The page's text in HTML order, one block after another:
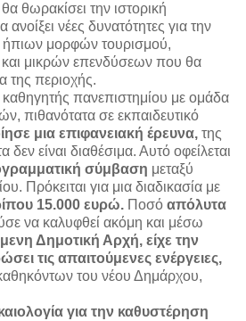
θωρακίσει την ιστορική
νέες δυνατότητες για την
ήπιων μορφών τουρισμού,
και μικρών επενδύσεων που θα
της περιοχής.
πανεπιστημίου με ομάδα
πιθανότατα σε εκπαιδευτικό
μια επιφανειακή έρευνα, της
είναι διαθέσιμα. Αυτό οφείλεται
σύμβαση μεταξύ
Πρόκειται για μια διαδικασία με
15.000 ευρώ. Ποσό απόλυτα
να καλυφθεί ακόμη και μέσω
Δημοτική Αρχή, είχε την
τις απαιτούμενες ενέργειες,
του νέου Δημάρχου,
για την καθυστέρηση